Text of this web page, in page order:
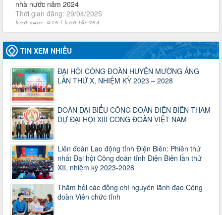
2930/TLĐ-TC
Công văn số 2930/TLĐ-TC, ngày 31/12/2024 của Tổng
Công đoàn năm 2025
Thời gian đăng: 06/01/2025
lượt xem: 1066 | lượt tải:437
47-TTCĐ/BTGTU
Thông tin chuyên đề: Một số nôi dung về sắp xếp tổ chức bộ
máy của hệ thống chính trị tinh gọn, hoạt động hiệu lực, hiệu
quả
Thời gian đăng: 25/12/2024
lượt xem: 1222 | lượt tải:339
37/HD-TLĐ
Hướng dẫn Công đoàn với việc tổ chức và hoạt động của
Ban Thanh tra Nhân dân
Thời gian đăng: 27/12/2024
lượt xem: 4945 | lượt tải:1351
35/HD-TLĐ
Hướng dẫn thực hiện một số nội dung chi liên quan đến
TIN XEM NHIỀU
ĐẠI HỘI CÔNG ĐOÀN HUYỆN MƯỜNG ẢNG
LẦN THỨ X, NHIỆM KỲ 2023 – 2028
ĐOÀN ĐẠI BIỂU CÔNG ĐOÀN ĐIỆN BIÊN THAM
DỰ ĐẠI HỘI XIII CÔNG ĐOÀN VIỆT NAM
Liên đoàn Lao động tỉnh Điện Biên: Phiên thứ
nhất Đại hội Công đoàn tỉnh Điện Biên lần thứ
XII, nhiệm kỳ 2023-2028
Thăm hỏi các đồng chí nguyên lãnh đạo Công
đoàn Viên chức tỉnh